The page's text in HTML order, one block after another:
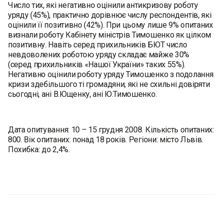
Число тих, які негативно оцінили антикризову роботу
уряду (45%), практично дорівнює числу респондентів, які
оцінили її позитивно (42%). При цьому лише 9% опитаних
визнали роботу Кабінету міністрів Тимошенко як цілком
позитивну. Навіть серед прихильників БЮТ число
невдоволених роботою уряду складає майже 30%
(серед прихильників «Нашої України» таких 55%).
Негативно оцінили роботу уряду Тимошенко з подолання
кризи здебільшого ті громадяни, які не схильні довіряти
сьогодні, ані В.Ющенку, ані Ю.Тимошенко.
Дата опитування: 10 – 15 грудня 2008. Кількість опитаних:
800. Вік опитаних: понад 18 років. Регіони: місто Львів.
Похибка: до 2,4%.